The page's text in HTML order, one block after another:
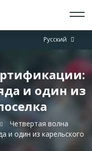
Русский
и один из
Четвертая волна
и один из карельского